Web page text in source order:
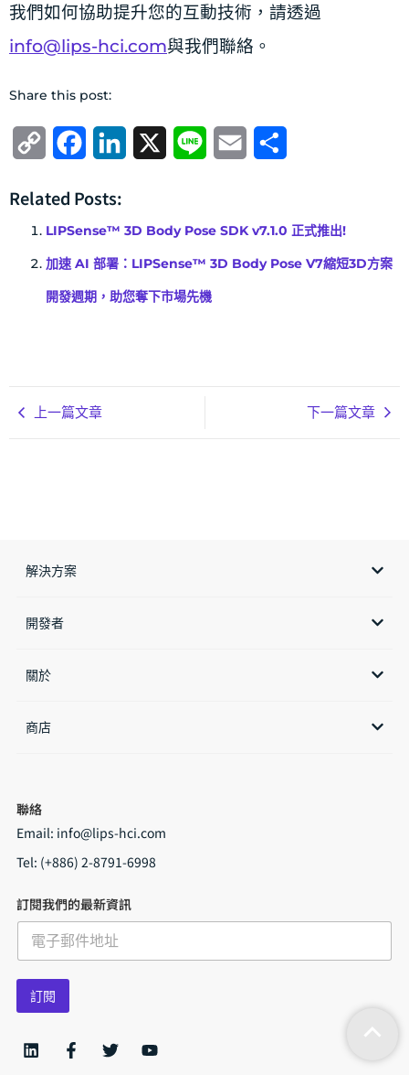
我們如何協助提升您的互動技術，請透過
info@lips-hci.com與我們聯絡。
Share this post:
Copy
FacebookLinkedIn Line Email
Related Posts:
LIPSense™ 3D Body Pose SDK v7.1.0 正式推出!
加速 AI 部署：LIPSense™ 3D Body Pose V7縮短3D方案
開發週期，助您奪下市場先機
上一篇文章 下一篇文章
解決方案
開發者
關於
商店​
聯絡
Email: info@lips-hci.com
Tel: (+886) 2-8791-6998
訂閱我們的最新資訊
E
a
i
*
訂閱